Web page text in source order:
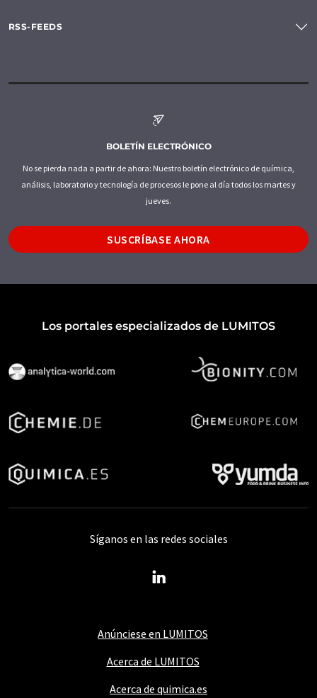
RSS-FEEDS
BOLETÍN ELECTRÓNICO
No se pierda nada a partir de ahora: Nuestro boletín electrónico de química,
análisis, laboratorio y tecnología de procesos le pone al día todos los martes y
jueves.
SUSCRÍBASE AHORA
Los portales especializados de LUMITOS
Anúnciese en LUMITOS
Acerca de LUMITOS
Acerca de quimica.es
Síganos en las redes sociales